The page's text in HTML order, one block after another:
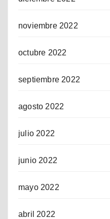
noviembre 2022
octubre 2022
septiembre 2022
agosto 2022
julio 2022
junio 2022
mayo 2022
abril 2022